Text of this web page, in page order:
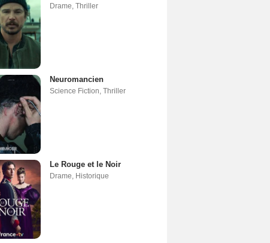
Drame Thriller
Neuromancien
Science Fiction Thriller
Le Rouge et le Noir
Drame Historique